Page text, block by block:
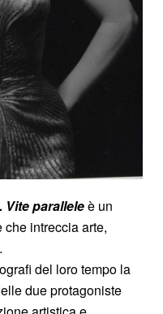
Vite paralleleè un
intreccia arte,
del loro tempo la
due protagoniste